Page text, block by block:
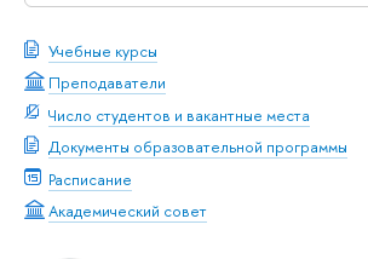
Учебные курсы
Преподаватели
Число студентов и вакантные места
Документы образовательной программы
Расписание
Академический совет